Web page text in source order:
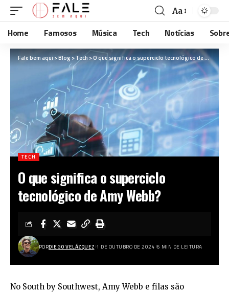
Aa
Home Famosos Música Tech Notícias
Fale bem aqui>Blog>Tech>O que significa o superciclo tecnológico de Amy Webb?
TECH
O que significa o superciclo
tecnológico de Amy Webb?
PORDIEGO VELÁZQUEZ 1 DE OUTUBRO DE 2024 6 MIN DE LEITURA
No South by Southwest, Amy Webb e filas são